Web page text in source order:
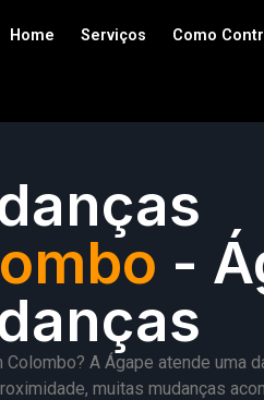
Home Serviços Como
-
Colombo? A Ágape atende
muitas mudanças